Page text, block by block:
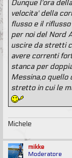
Dunque l'ora
velocita' della
flusso e il
per noi del Nord
uscire da stretti
avere correnti
stanca per
Messina,o quello
stretto in cui le
Michele
mikke
Moderatore